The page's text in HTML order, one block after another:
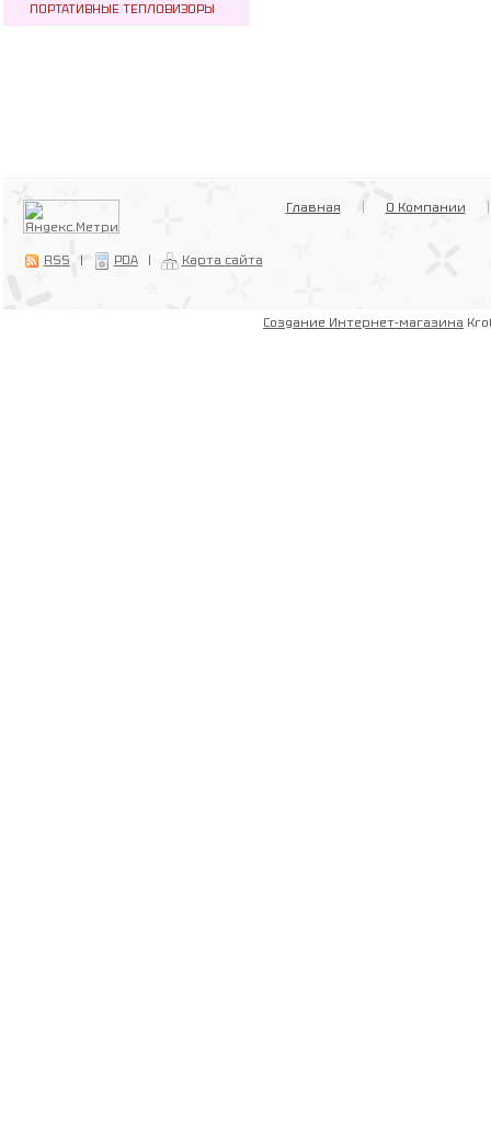
ПОРТАТИВНЫЕ ТЕПЛОВИЗОРЫ
RSS | PDA | Карта сайта
Главная О Компании
Создание Интернет-магазина